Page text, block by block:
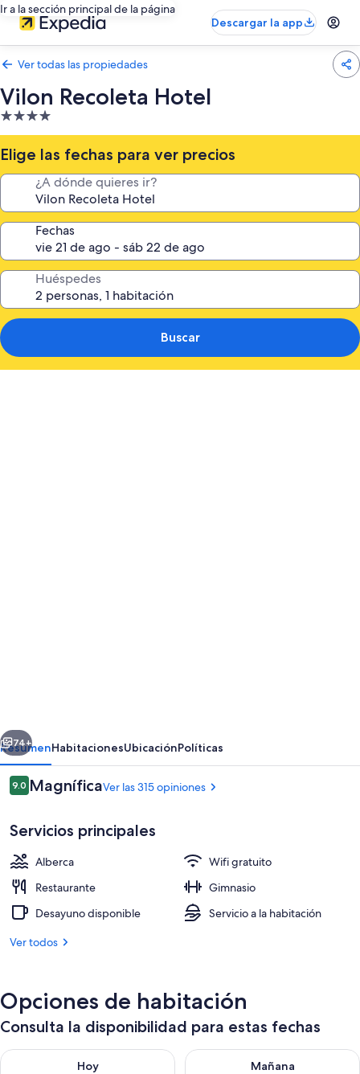
Ir a la sección principal de la página
Descargar la app
Ver todas las propiedades
Vilon Recoleta Hotel
Propiedad
de
4.0
estrellas
Elige las fechas para ver precios
¿A dónde quieres ir?
Fechas
Huéspedes
Buscar
Alberca al aire libre por temporada
Siguiente
74+
ResumenHabitacionesUbicaciónPolíticas
Opiniones
9.09.0 de 10,
MagníficaVer las 315 opiniones
Servicios principales
Alberca
Wifi gratuito
Restaurante
Gimnasio
Desayuno disponible
Servicio a la habitación
Ver todos
Opciones de habitación
Consulta la disponibilidad para estas fechas
Hoy
Consulta la disponibilidad para hoy ago 7 - ago 8
Mañana
Consulta la disponibilidad